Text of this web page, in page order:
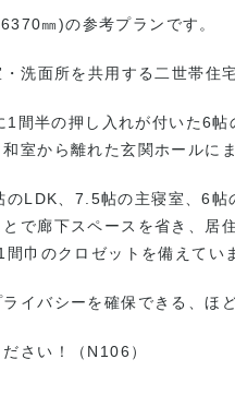
㎜)の参考プランです。
洗面所を共用する二世帯住
間半の押し入れが付いた6
室から離れた玄関ホールに
LDK、7.5帖の主寝室、6
で廊下スペースを省き、居
巾のクロゼットを備えてい
イバシーを確保できる、ほ
さい！（N106）